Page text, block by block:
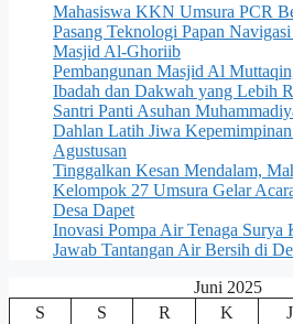
Mahasiswa KKN Umsura PCR
Pasang Teknologi Papan
Masjid Al-Ghoriib
Pembangunan Masjid Al
Ibadah dan Dakwah yang Lebih
Santri Panti Asuhan
Dahlan Latih Jiwa
Agustusan
Tinggalkan Kesan Mendalam,
Kelompok 27 Umsura Gelar
Desa Dapet
Inovasi Pompa Air Tenaga
Jawab Tantangan Air Bersih di
Juni 2025
S
S R K J